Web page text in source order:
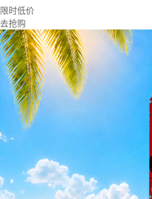
限时低价
去抢购